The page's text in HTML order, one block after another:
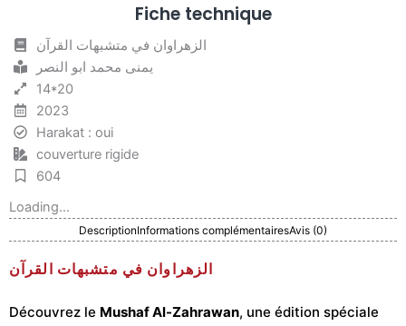
Fiche technique
الزهراوان في متشبهات القرآن
يمنى محمد ابو النصر
14*20
2023
Harakat : oui
couverture rigide
604
Loading...
DescriptionInformations complémentairesAvis (0)
الزهراوان في متشبهات القرآن
Découvrez le Mushaf Al-Zahrawan, une édition spéciale